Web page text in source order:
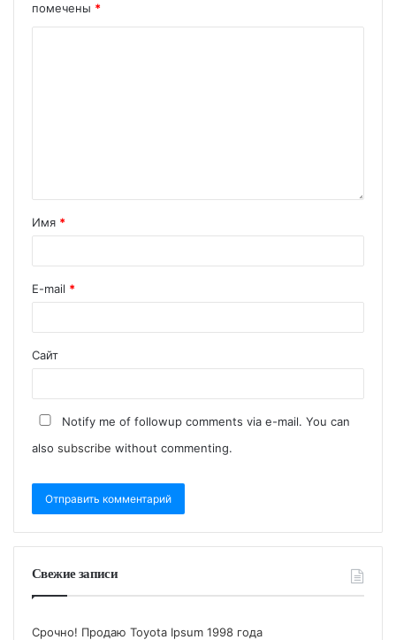
помечены *
Имя *
E-mail *
Сайт
Notify me of followup comments via e-mail. You can
also subscribe without commenting.
Свежие записи
Срочно! Продаю Toyota Ipsum 1998 года